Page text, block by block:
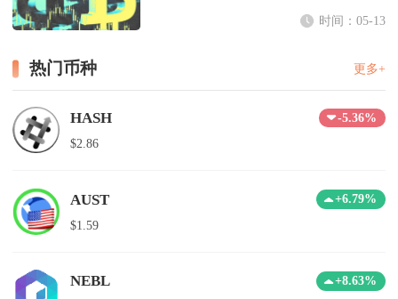
时间：05-13
热门币种 更多+
HASH
-5.36%
$2.86
AUST
+6.79%
$1.59
NEBL
+8.63%